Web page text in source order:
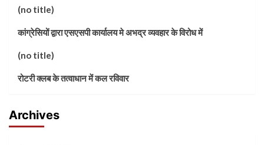
(no title)
कांग्रेसियों द्वारा एसएसपी कार्यालय मे अभद्र व्यवहार के विरोध में
(no title)
रोटरी क्लब के तत्वाधान में कल रविवार
Archives